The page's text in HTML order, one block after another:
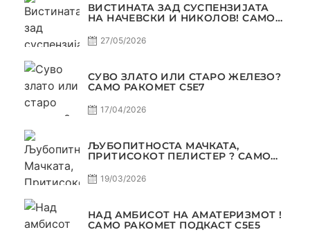
ВИСТИНАТА ЗАД СУСПЕНЗИЈАТА
НА НАЧЕВСКИ И НИКОЛОВ! САМО
27/05/2026
СУВО ЗЛАТО ИЛИ СТАРО ЖЕЛЕЗО?
САМО РАКОМЕТ С5Е7
17/04/2026
ЉУБОПИТНОСТА МАЧКАТА,
ПРИТИСОКОТ ПЕЛИСТЕР ? САМО
19/03/2026
НАД АМБИСОТ НА АМАТЕРИЗМОТ !
САМО РАКОМЕТ ПОДКАСТ С5E5